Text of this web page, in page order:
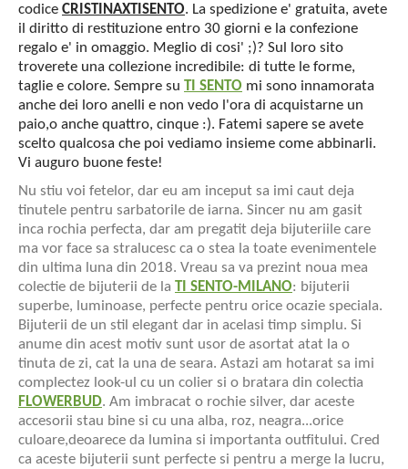
codice CRISTINAXTISENTO. La spedizione e' gratuita, avete
il diritto di restituzione entro 30 giorni e la confezione
regalo e' in omaggio. Meglio di cosi' ;)? Sul loro sito
troverete una collezione incredibile: di tutte le forme,
taglie e colore. Sempre su TI SENTO mi sono innamorata
anche dei loro anelli e non vedo l'ora di acquistarne un
paio,o anche quattro, cinque :). Fatemi sapere se avete
scelto qualcosa che poi vediamo insieme come abbinarli.
Vi auguro buone feste!
Nu stiu voi fetelor, dar eu am inceput sa imi caut deja
tinutele pentru sarbatorile de iarna. Sincer nu am gasit
inca rochia perfecta, dar am pregatit deja bijuteriile care
ma vor face sa stralucesc ca o stea la toate evenimentele
din ultima luna din 2018. Vreau sa va prezint noua mea
colectie de bijuterii de la TI SENTO-MILANO: bijuterii
superbe, luminoase, perfecte pentru orice ocazie speciala.
Bijuterii de un stil elegant dar in acelasi timp simplu. Si
anume din acest motiv sunt usor de asortat atat la o
tinuta de zi, cat la una de seara. Astazi am hotarat sa imi
complectez look-ul cu un colier si o bratara din colectia
FLOWERBUD. Am imbracat o rochie silver, dar aceste
accesorii stau bine si cu una alba, roz, neagra...orice
culoare,deoarece da lumina si importanta outfitului. Cred
ca aceste bijuterii sunt perfecte si pentru a merge la lucru,